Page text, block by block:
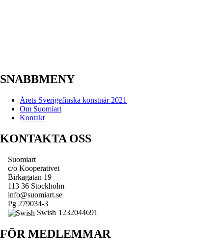
SNABBMENY
Årets Sverigefinska konstnär 2021
Om Suomiart
Kontakt
KONTAKTA OSS
Suomiart
c/o Kooperativet
Birkagatan 19
113 36 Stockholm
info@suomiart.se
Pg 279034-3
Swish 1232044691
FÖR MEDLEMMAR